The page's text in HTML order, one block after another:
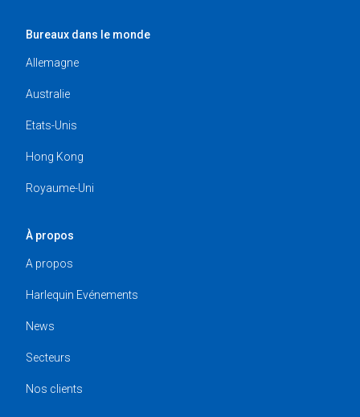
Bureaux dans le monde
Allemagne
Australie
Etats-Unis
Hong Kong
Royaume-Uni
À propos
A propos
Harlequin Evénements
News
Secteurs
Nos clients